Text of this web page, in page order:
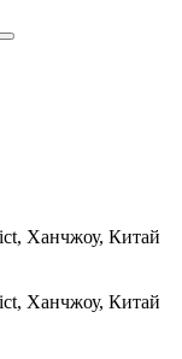
Ханчжоу, Китай
Ханчжоу, Китай